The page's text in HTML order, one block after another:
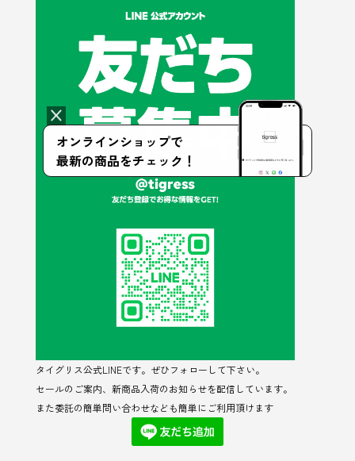
オンラインショップで
最新の商品をチェック！
タイグリス公式LINEです。ぜひフォローして下さい。
セールのご案内、新商品入荷のお知らせを配信しています。
また委託の簡単問い合わせなども簡単にご利用頂けます